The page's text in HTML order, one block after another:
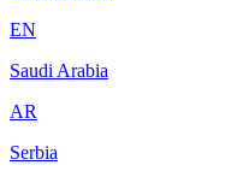
EN
Saudi Arabia
AR
Serbia